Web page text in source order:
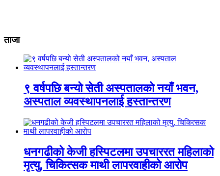
ताजा
९ वर्षपछि बन्यो सेती अस्पतालको नयाँ भवन,
अस्पताल व्यवस्थापनलाई हस्तान्तरण
धनगढीको केजी हस्पिटलमा उपचाररत महिलाको
मृत्यु, चिकित्सक माथी लापरवाहीको आरोप